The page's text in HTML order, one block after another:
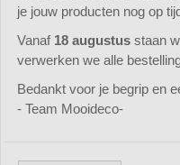
je jouw producten nog op
Vanaf 18 augustus staan
verwerken we alle
Bedankt voor je begrip en
- Team Mooideco-